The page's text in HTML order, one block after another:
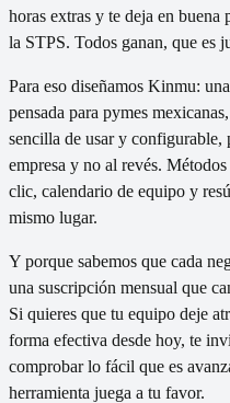
horas extras y te deja en
la STPS. Todos ganan, que es
Para eso diseñamos Kinmu:
pensada para pymes
sencilla de usar y configurable,
empresa y no al revés.
clic, calendario de equipo y
mismo lugar.
Y porque sabemos que cada
una suscripción mensual que
Si quieres que tu equipo deje
forma efectiva desde hoy, te
comprobar lo fácil que es
herramienta juega a tu favor.